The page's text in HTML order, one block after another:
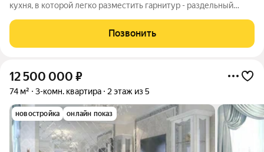
кухня, в которой легко разместить гарнитур - раздельный
которой легко разместиться 2 зоны - предчистовая отделка -
все грязные работы
Позвонить
12 500 000 ₽
74 м² 3-комн. квартира 2 этаж из 5
новостройка онлайн показ